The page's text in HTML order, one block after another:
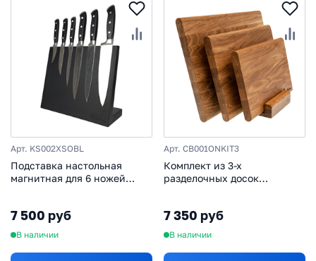
Арт. KS002XSOBL
Подставка настольная
магнитная для 6 ножей
7 500 руб
В наличии
Арт. CB001ONKIT3
Комплект из 3-х
разделочных досок
7 350 руб
В наличии